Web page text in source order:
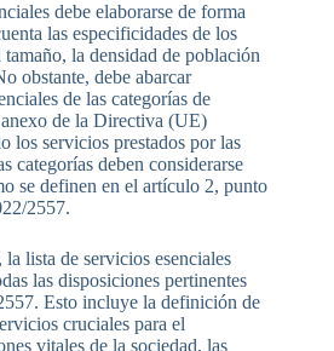
debe elaborarse de forma
las especificidades de los
la densidad de población
obstante, debe abarcar
de las categorías de
de la Directiva (UE)
los servicios prestados por las
categorías deben considerarse
se definen en el artículo 2, punto
2557.
lista de servicios esenciales
las disposiciones pertinentes
Esto incluye la definición de
cruciales para el
vitales de la sociedad, las